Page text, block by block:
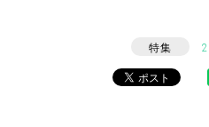
特集